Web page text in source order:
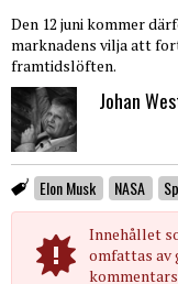
Den 12 juni kommer
marknadens vilja att
framtidslöften.
Johan
Elon Musk NASA
Innehållet
omfattas av